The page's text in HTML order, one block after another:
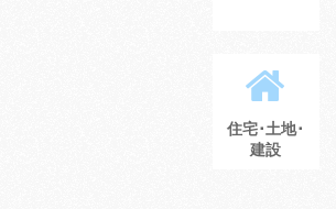
住宅･土地･
建設